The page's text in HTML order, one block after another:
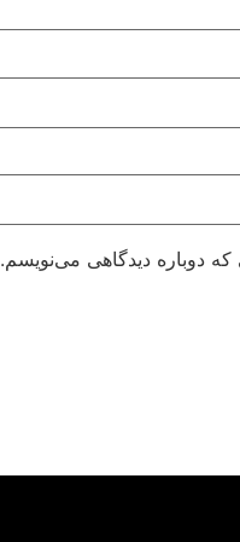
دوباره دیدگاهی می‌نویسم.